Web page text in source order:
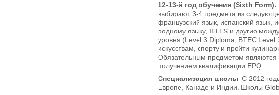
12-13-й год обучения (Sixth Form).
выбирают 3-4 предмета из
французский язык, испанский язык,
родному языку, IELTS и другие
уровня (Level 3 Diploma, BTEC Level
искусствам, спорту и пройти
Обязательным предметом являются
получением квалификации EPQ.
Специализация школы. С 2012
Европе, Канаде и Индии. Школы